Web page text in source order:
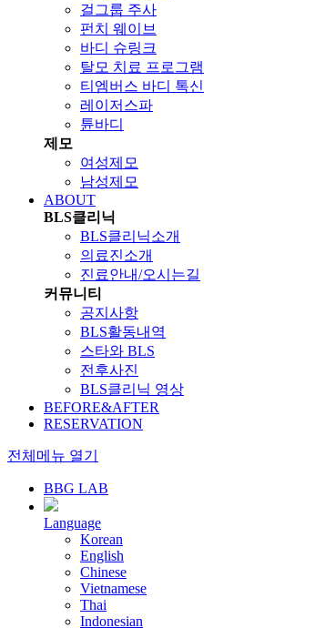
걸그룹 주사
펀치 웨이브
바디 슈링크
탈모 치료 프로그램
티엠버스 바디 톡신
레이저스파
튠바디
제모
여성제모
남성제모
ABOUT
BLS클리닉
BLS클리닉소개
의료진소개
진료안내/오시는길
커뮤니티
공지사항
BLS활동내역
스타와 BLS
전후사진
BLS클리닉 영상
BEFORE&AFTER
RESERVATION
전체메뉴 열기
BBG LAB
Language
Korean
English
Chinese
Vietnamese
Thai
Indonesian